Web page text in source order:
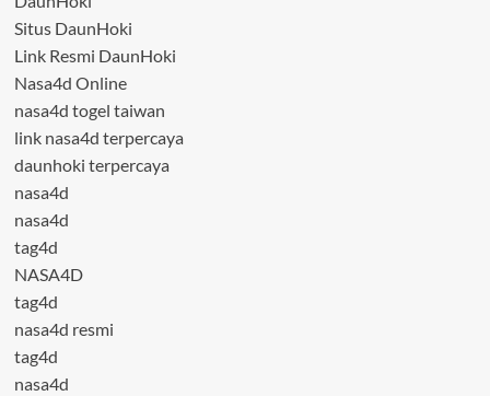
Situs DaunHoki
Link Resmi DaunHoki
Nasa4d Online
nasa4d togel taiwan
link nasa4d terpercaya
daunhoki terpercaya
nasa4d
nasa4d
tag4d
NASA4D
tag4d
nasa4d resmi
tag4d
nasa4d